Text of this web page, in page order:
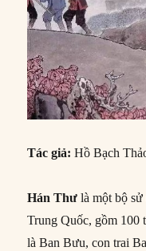
Tác giả:Hồ Bạch
Hán Thư là một bộ
Trung Quốc, gồm 100
là Ban Bưu, con trai